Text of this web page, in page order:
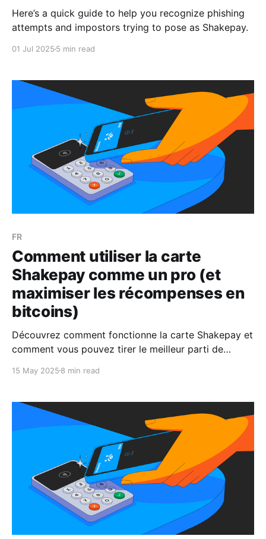
Here’s a quick guide to help you recognize phishing
attempts and impostors trying to pose as Shakepay.
01 Jul 2025 5 min read
FR
Comment utiliser la carte
Shakepay comme un pro (et
maximiser les récompenses en
bitcoins)
Découvrez comment fonctionne la carte Shakepay et
comment vous pouvez tirer le meilleur parti de
15 May 2025 8 min read